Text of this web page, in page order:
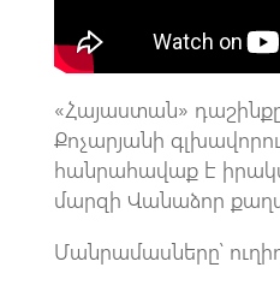
«Հայաստան»
Քոչարյանի
հանրահավաք է
մարզի Վանաձոր
Մանրամասները՝